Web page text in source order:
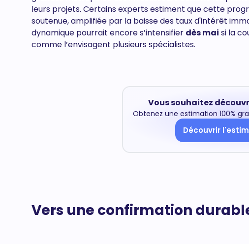
leurs projets. Certains experts estiment que cette
soutenue, amplifiée par la baisse des taux d'intérêt
dynamique pourrait encore s’intensifier dès mai si la
comme l’envisagent plusieurs spécialistes.
Vous souhaitez
Obtenez une estimation 100%
Découvrir
Vers une confirmation